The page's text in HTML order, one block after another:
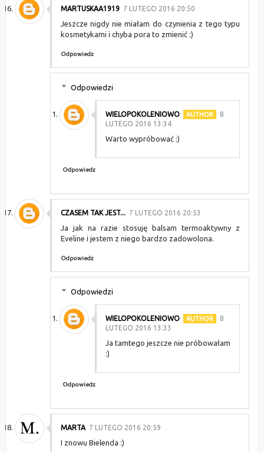
MARTUSKAA1919 7 LUTEGO 2016 20:50
Jeszcze nigdy nie miałam do czynienia z tego typu
kosmetykami i chyba pora to zmienić :)
Odpowiedz
Odpowiedzi
WIELOPOKOLENIOWO
8
LUTEGO 2016 13:34
Warto wypróbować :)
Odpowiedz
CZASEM TAK JEST... 7 LUTEGO 2016 20:53
Ja jak na razie stosuję balsam termoaktywny z
Eveline i jestem z niego bardzo zadowolona.
Odpowiedz
Odpowiedzi
WIELOPOKOLENIOWO
8
LUTEGO 2016 13:33
Ja tamtego jeszcze nie próbowałam
:)
Odpowiedz
MARTA 7 LUTEGO 2016 20:59
I znowu Bielenda :)